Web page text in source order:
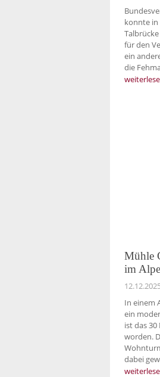
konnte in
für den
ein
die
Mühle
im
In einem
ein
ist das
worden.
dabei